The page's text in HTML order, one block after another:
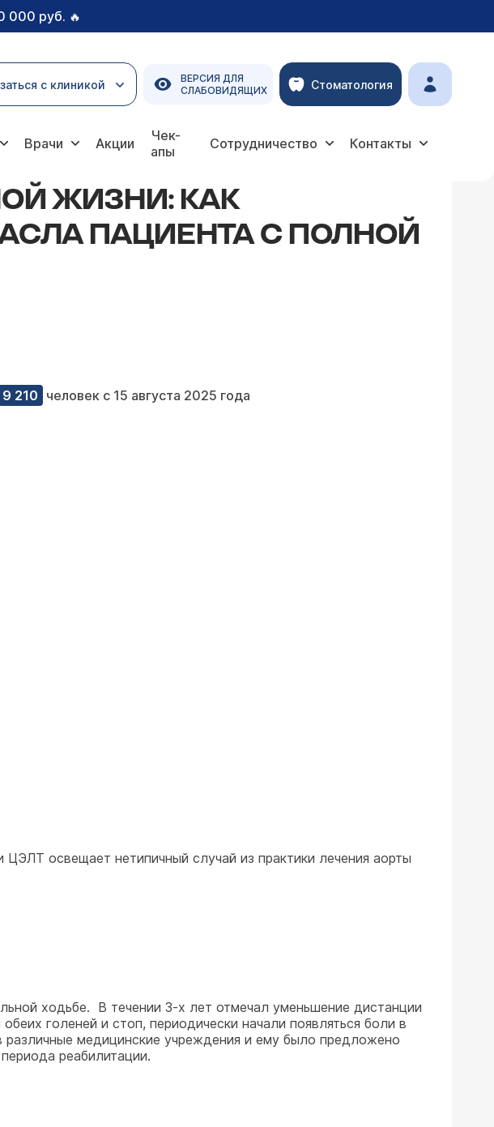
000 руб. 🔥
с клиникой
ВЕРСИЯ ДЛЯ
СЛАБОВИДЯЩИХ
Стоматология
Врачи Акции
Чек-
апы
Сотрудничество Контакты
ЖИЗНИ: КАК
ПАЦИЕНТА С ПОЛНОЙ
9 210 человек с 15 августа 2025 года
ЦЭЛТ освещает нетипичный случай из практики лечения аорты
ходьбе. В течении 3-х лет отмечал уменьшение дистанции
голеней и стоп, периодически начали появляться боли в
медицинские учреждения и ему было предложено
реабилитации.